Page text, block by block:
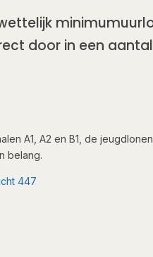
door in een
A1, A2 en B1, de
belang.
447​